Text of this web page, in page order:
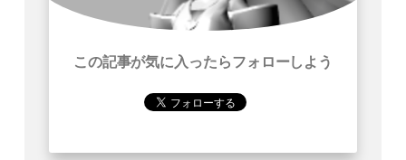
この記事が気に入ったらフォローしよう